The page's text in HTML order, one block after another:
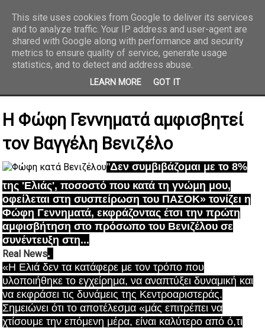
REPORTAZ NET
Η Φώφη Γεννηματά αμφισβητεί
τον Βαγγέλη Βενιζέλο
"Δεν συμβιβάζομαι με το 8%
της 'Ελιάς', ποσοστό που κατά τη γνώμη μου,
οφείλεται στη συσπείρωση του ΠΑΣΟΚ» τονίζει η
Φώφη Γεννηματά, εκφράζοντας έτσι την πρώτη
αμφισβήτηση στο πρόσωπο του Βενιζέλου σε
συνέντευξη στη...
Real News.
«Η Ελιά δεν τα κατάφερε με τον τρόπο που
υλοποιήθηκε το εγχείρημα, να αναπτύξει δυναμική και
να εκφράσει τις δυνάμεις της Κεντροαριστεράς.
Σημειώνει ότι το αποτέλεσμα «μάς επιτρέπει να
χτίσουμε την επόμενη μέρα, είναι καλύτερο από ό,τι
This site uses cookies from Google to deliver its services
and to analyze traffic. Your IP address and user-agent are
shared with Google along with performance and security
metrics to ensure quality of service, generate usage
statistics, and to detect and address abuse.
LEARN MORE GOT IT